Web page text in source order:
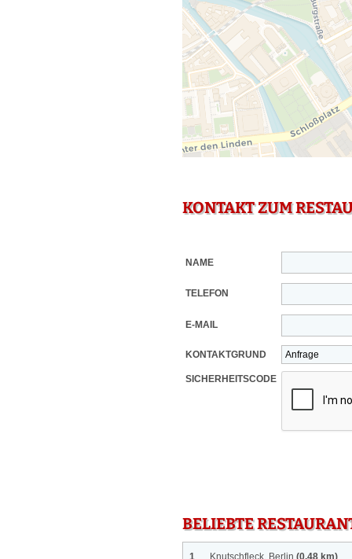
KONTAKT ZUM
NAME
TELEFON
E-MAIL
KONTAKTGRUND
SICHERHEITSCODE
BELIEBTE
1 Knutschfleck, Berlin (0.48 km)